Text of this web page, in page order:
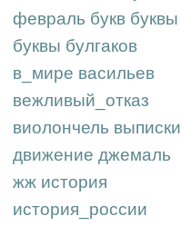
февраль букв буквы
буквы булгаков
в_мире васильев
вежливый_отказ
виолончель выписки
движение джемаль
жж история
история_россии